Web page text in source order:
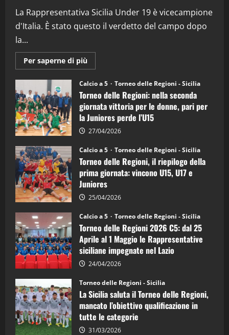
08/04/2026
La Rappresentativa Sicilia Under 19 è vicecampione
d'Italia. È stato questo il verdetto del campo dopo
la...
Per saperne di più
informazioni
Torneo
delle
Regioni
di
calcio
a
5:
la
Juniores
è
vicecampione
d’Italia
Calcio a 5 Torneo delle Regioni - Sicilia
Torneo delle Regioni: nella seconda
giornata vittoria per le donne, pari per
la Juniores perde l’U15
27/04/2026
Calcio a 5 Torneo delle Regioni - Sicilia
Torneo delle Regioni, il riepilogo della
prima giornata: vincono U15, U17 e
Juniores
25/04/2026
Calcio a 5 Torneo delle Regioni - Sicilia
Torneo delle Regioni 2026 C5: dal 25
Aprile al 1 Maggio le Rappresentative
siciliane impegnate nel Lazio
24/04/2026
Torneo delle Regioni - Sicilia
La Sicilia saluta il Torneo delle Regioni,
mancato l’obiettivo qualificazione in
tutte le categorie
31/03/2026